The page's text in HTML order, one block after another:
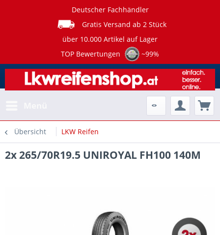
Deutscher Fachhändler
Gratis Versand ab 2 Stück
über 10.000 Artikel auf Lager
TOP Bewertungen
~99%
Übersicht LKW Reifen
2x 265/70R19.5 UNIROYAL FH100 140M